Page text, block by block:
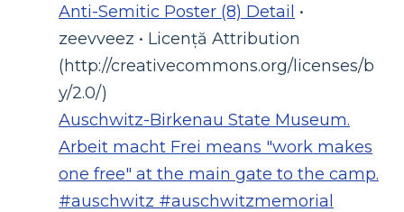
Anti-Semitic Poster (8) Detail •
zeevveez • Licență Attribution
(http://creativecommons.org/licenses/b
y/2.0/)
Auschwitz-Birkenau State Museum.
Arbeit macht Frei means "work makes
one free" at the main gate to the camp.
#auschwitz #auschwitzmemorial